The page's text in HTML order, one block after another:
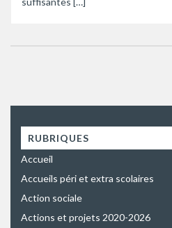
RUBRIQUES
Accueil
Accueils péri et extra scolaires
Action sociale
Actions et projets 2020-2026